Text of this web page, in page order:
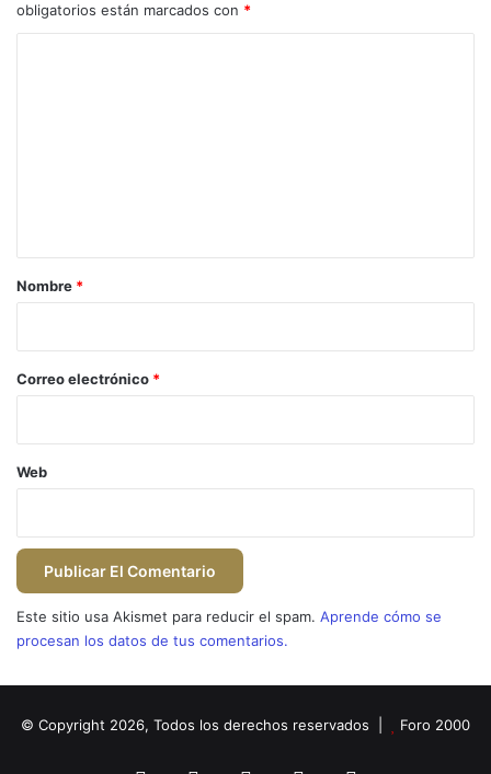
obligatorios están marcados con *
r
*
Nombre *
Correo electrónico *
Web
Este sitio usa Akismet para reducir el spam. Aprende cómo se
procesan los datos de tus comentarios.
© Copyright 2026, Todos los derechos reservados | Foro 2000